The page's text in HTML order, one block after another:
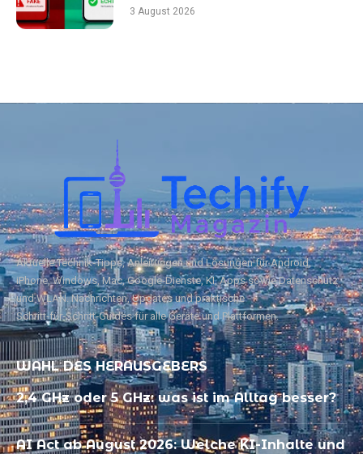
3 August 2026
Aktuelle Technik‑Tipps, Anleitungen und Lösungen für Android,
iPhone, Windows, Mac, Google‑Dienste, KI, Apps sowie Datenschutz
und WLAN. Nachrichten, Updates und praktische
Schritt‑für‑Schritt‑Guides für alle Geräte und Plattformen.
WAHL DES HERAUSGEBERS
2,4 GHz oder 5 GHz: was ist im Alltag besser?
AI Act ab August 2026: Welche KI-Inhalte und